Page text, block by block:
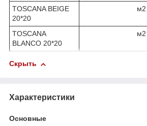
TOSCANA BEIGE
20*20
м2
TOSCANA
BLANCO 20*20
м2
Скрыть
Характеристики
Основные